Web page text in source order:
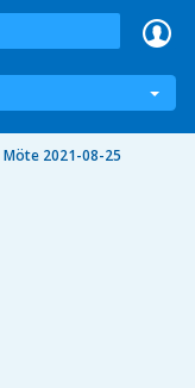
Möte 2021-08-25